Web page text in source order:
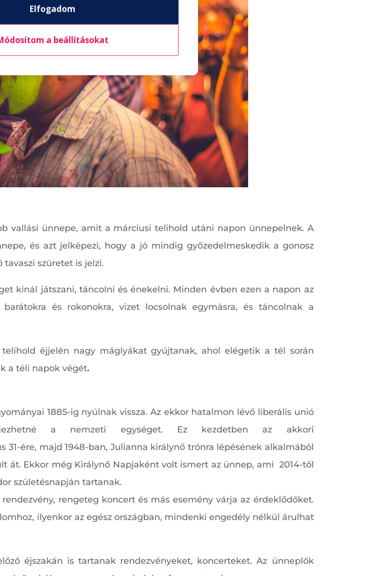
vallási ünnepe, amit a márciusi telihold utáni napon ünnepelnek. A
és azt jelképezi, hogy a jó mindig győzedelmeskedik a gonosz
szüretet is jelzi.
kínál játszani, táncolni és énekelni. Minden évben ezen a napon az
és rokonokra, vizet locsolnak egymásra, és táncolnak a
éjjelén nagy máglyákat gyújtanak, ahol elégetik a tél során
a téli napok végét.
1885-ig nyúlnak vissza. Az ekkor hatalmon lévő liberális unió
a nemzeti egységet. Ez kezdetben az akkori
31-ére, majd 1948-ban, Julianna királynő trónra lépésének alkalmából
át. Ekkor még Királynő Napjaként volt ismert az ünnep, ami 2014-től
születésnapján tartanak.
rengeteg koncert és más esemény várja az érdeklődőket.
ilyenkor az egész országban, mindenki engedély nélkül árulhat
éjszakán is tartanak rendezvényeket, koncerteket. Az ünneplők
Elfogadom
a beállításokat